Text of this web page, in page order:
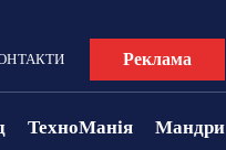
Реклама
ТехноМанія Мандри